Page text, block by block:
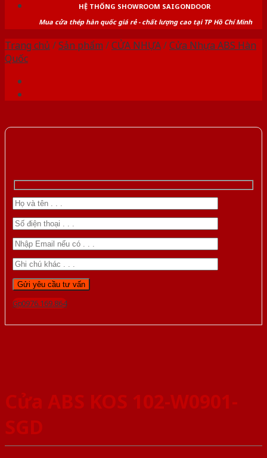
HỆ THỐNG SHOWROOM SAIGONDOOR
Mua cửa thép hàn quốc giá rẻ - chất lượng cao tại TP Hồ Chí Minh
Trang chủ /Sản phẩm /CỬA NHỰA/Cửa Nhựa ABS Hàn
Quốc
Gọi 0976.169.864
Cửa ABS KOS 102-W0901-
SGD